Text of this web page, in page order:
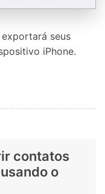
seus
iPhone.
contatos
o